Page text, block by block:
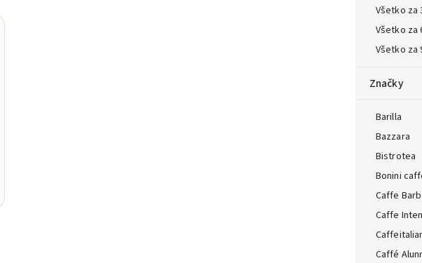
Všetko za
Všetko za
Všetko za
Značky
Barilla
Bazzara
Bistrotea
Bonini
Caffe
Caffe
Caffé
Barista — poradca
Poradím s výberom kávy aj